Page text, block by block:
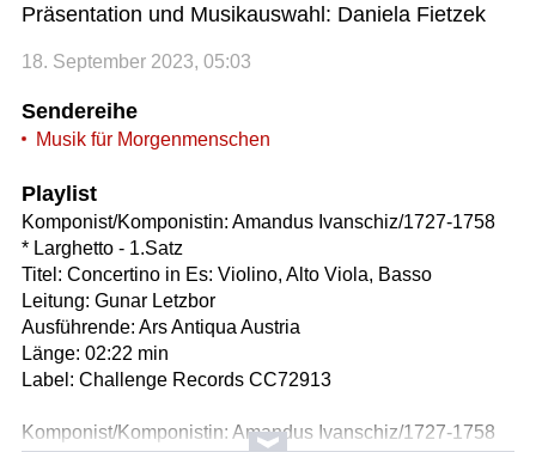
Präsentation und Musikauswahl: Daniela Fietzek
18. September 2023, 05:03
Sendereihe
Musik für Morgenmenschen
Playlist
Komponist/Komponistin: Amandus Ivanschiz/1727-1758
* Larghetto - 1.Satz
Titel: Concertino in Es: Violino, Alto Viola, Basso
Leitung: Gunar Letzbor
Ausführende: Ars Antiqua Austria
Länge: 02:22 min
Label: Challenge Records CC72913
Komponist/Komponistin: Amandus Ivanschiz/1727-1758